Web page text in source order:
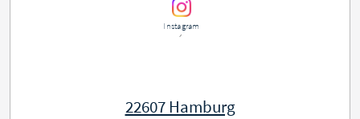
Instagram
´
22607 Hamburg